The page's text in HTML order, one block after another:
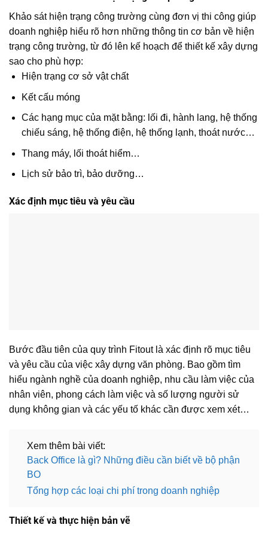
Khảo sát hiện trạng công trường cùng đơn vị thi công giúp
doanh nghiệp hiểu rõ hơn những thông tin cơ bản về hiện
trạng công trường, từ đó lên kế hoạch để thiết kế xây dựng
sao cho phù hợp:
Hiện trạng cơ sở vật chất
Kết cấu móng
Các hạng mục của mặt bằng: lối đi, hành lang, hệ thống
chiếu sáng, hệ thống điện, hệ thống lạnh, thoát nước…
Thang máy, lối thoát hiểm…
Lịch sử bảo trì, bảo dưỡng…
Xác định mục tiêu và yêu cầu
Bước đầu tiên của quy trình Fitout là xác định rõ mục tiêu
và yêu cầu của việc xây dựng văn phòng. Bao gồm tìm
hiểu ngành nghề của doanh nghiệp, nhu cầu làm việc của
nhân viên, phong cách làm việc và số lượng người sử
dụng không gian và các yếu tố khác cần được xem xét…
Xem thêm bài viết:
Back Office là gì? Những điều cần biết về bộ phận
BO
Tổng hợp các loại chi phí trong doanh nghiệp
Thiết kế và thực hiện bản vẽ